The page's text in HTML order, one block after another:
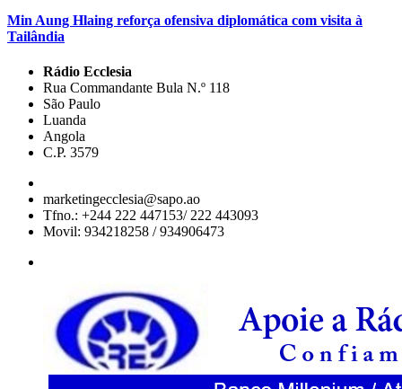
Min Aung Hlaing reforça ofensiva diplomática com visita à
Tailândia
Rádio Ecclesia
Rua Commandante Bula N.º 118
São Paulo
Luanda
Angola
C.P. 3579
marketingecclesia@sapo.ao
Tfno.: +244 222 447153/ 222 443093
Movil: 934218258 / 934906473